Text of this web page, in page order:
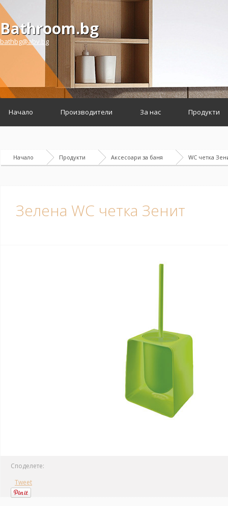
Bathroom.bg
bathbg@abv.bg
Начало Производители За нас Продукти
Начало Продукти Аксесоари за баня WC четка
Зелена WC четка Зенит
Споделете:
Tweet